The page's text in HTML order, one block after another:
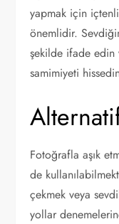
yapmak için
önemlidir.
şekilde ifade
samimiyeti
Fotoğrafla aşık
de
çekmek veya
yollar